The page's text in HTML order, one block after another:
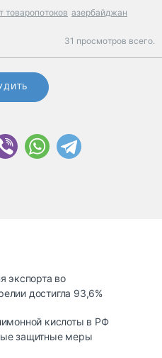
товаропотоков азербайджан
31 просмотров всего.
экспорта во
достигла 93,6%
кислоты в РФ
защитные меры